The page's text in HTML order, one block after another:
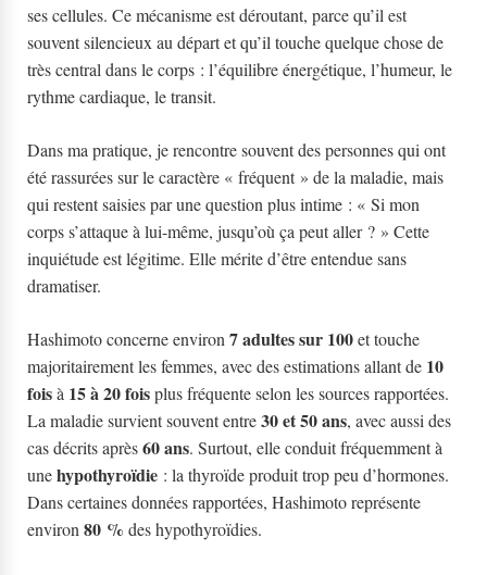
ses cellules. Ce mécanisme est déroutant, parce qu’il est
souvent silencieux au départ et qu’il touche quelque chose de
très central dans le corps : l’équilibre énergétique, l’humeur, le
rythme cardiaque, le transit.
Dans ma pratique, je rencontre souvent des personnes qui ont
été rassurées sur le caractère « fréquent » de la maladie, mais
qui restent saisies par une question plus intime : « Si mon
corps s’attaque à lui-même, jusqu’où ça peut aller ? » Cette
inquiétude est légitime. Elle mérite d’être entendue sans
dramatiser.
Hashimoto concerne environ 7 adultes sur 100et touche
majoritairement les femmes, avec des estimations allant de 10
foisà 15 à 20 foisplus fréquente selon les sources rapportées.
La maladie survient souvent entre30 et 50 ans, avec aussi des
cas décrits après60 ans. Surtout, elle conduit fréquemment à
unehypothyroïdie : la thyroïde produit trop peu d’hormones.
Dans certaines données rapportées, Hashimoto représente
environ 80 % des hypothyroïdies.